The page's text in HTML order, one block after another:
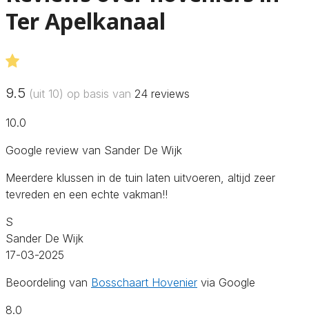
Ter Apelkanaal
9.5 (uit 10) op basis van 24 reviews
10.0
Google review van Sander De Wijk
Meerdere klussen in de tuin laten uitvoeren, altijd zeer
tevreden en een echte vakman!!
S
Sander De Wijk
17-03-2025
Beoordeling van Bosschaart Hovenier via Google
8.0